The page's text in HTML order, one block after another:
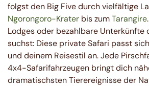
folgst den Big Five durch vielfältige
Ngorongoro-Krater bis zumTarangire
Lodges oder bezahlbare Unterkünfte
suchst: Diese private Safari passt
und deinem Reisestil an. Jede
4x4-Safarifahrzeugen bringt dich
dramatischsten Tierereignisse der